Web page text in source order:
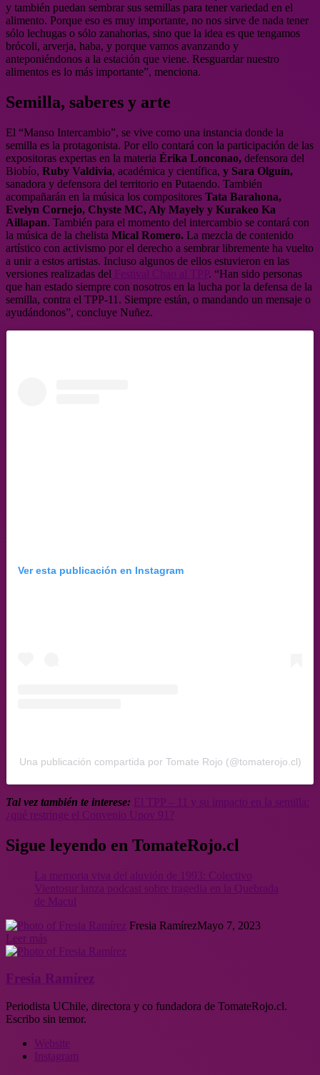
y también puedan sembrar sus semillas para tener variedad en el
alimento. Porque eso es muy importante, no nos sirve de nada tener
sólo lechugas o sólo zanahorias, sino que la idea es que tengamos
brócoli, arverja, haba, y porque vamos avanzando y
anteponiéndonos a la estación que viene. Resguardar nuestro
alimentos es lo más importante”, menciona.
Semilla, saberes y arte
El “Manso Intercambio”, se vive como una instancia donde la
semilla es la protagonista. Por ello contará con la participación de las
expositoras expertas en la materia Érika Lonconao, defensora del
Biobío, Ruby Valdivia, académica y científica, y Sara Olguín,
sanadora y defensora del territorio en Putaendo. También
acompañarán en la música los compositores Tata Barahona,
Evelyn Cornejo, Chyste MC, Aly Mayely y Kurakeo Ka
Aillapan. También para el momento del intercambio se contará con
la música de la chelista Mical Romero. La mezcla de contenido
artístico con activismo por el derecho a sembrar libremente ha vuelto
a unir a estos artistas. Incluso algunos de ellos estuvieron en las
versiones realizadas del
. “Han sido personas
que han estado siempre con nosotros en la lucha por la defensa de la
semilla, contra el TPP-11. Siempre están, o mandando un mensaje o
ayudándonos”, concluye Nuñez.
Ver esta publicación en Instagram
Una publicación compartida por Tomate Rojo (@tomaterojo.cl)
Tal vez también te interese:
¿qué restringe el Convenio Upov 91?
Sigue leyendo en TomateRojo.cl
Vientosur lanza podcast sobre tragedia en la Quebrada
de Macul
Fresia RamírezMayo 7, 2023
Leer más
Fresia Ramírez
Periodista UChile, directora y co fundadora de TomateRojo.cl.
Escribo sin temor.
Website
Instagram